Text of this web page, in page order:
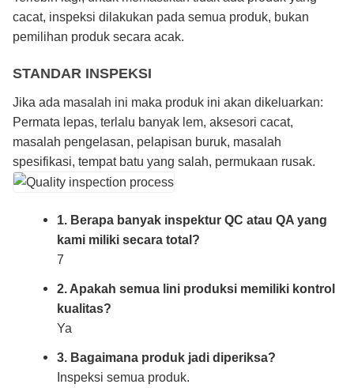
cacat, inspeksi dilakukan pada semua produk, bukan
pemilihan produk secara acak.
STANDAR INSPEKSI
Jika ada masalah ini maka produk ini akan dikeluarkan:
Permata lepas, terlalu banyak lem, aksesori cacat,
masalah pengelasan, pelapisan buruk, masalah
spesifikasi, tempat batu yang salah, permukaan rusak.
1. Berapa banyak inspektur QC atau QA yang
kami miliki secara total?
7
2. Apakah semua lini produksi memiliki kontrol
kualitas?
Ya
3. Bagaimana produk jadi diperiksa?
Inspeksi semua produk.